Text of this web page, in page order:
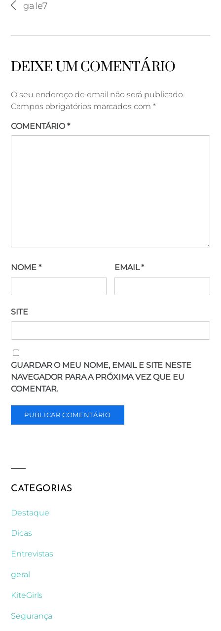
gale7
DEIXE UM COMENTÁRIO
O seu endereço de email não será publicado.
Campos obrigatórios marcados com*
COMENTÁRIO*
NOME * EMAIL*
SITE
GUARDAR O MEU NOME, EMAIL E SITE NESTE
NAVEGADOR PARA A PRÓXIMA VEZ QUE EU
COMENTAR.
CATEGORIAS
Destaque
Dicas
Entrevistas
geral
KiteGirls
Segurança